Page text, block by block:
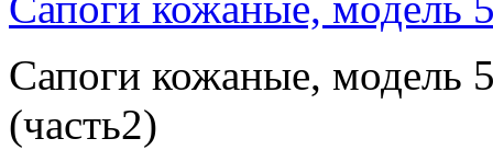
Сапоги кожаные, модель
(часть2)